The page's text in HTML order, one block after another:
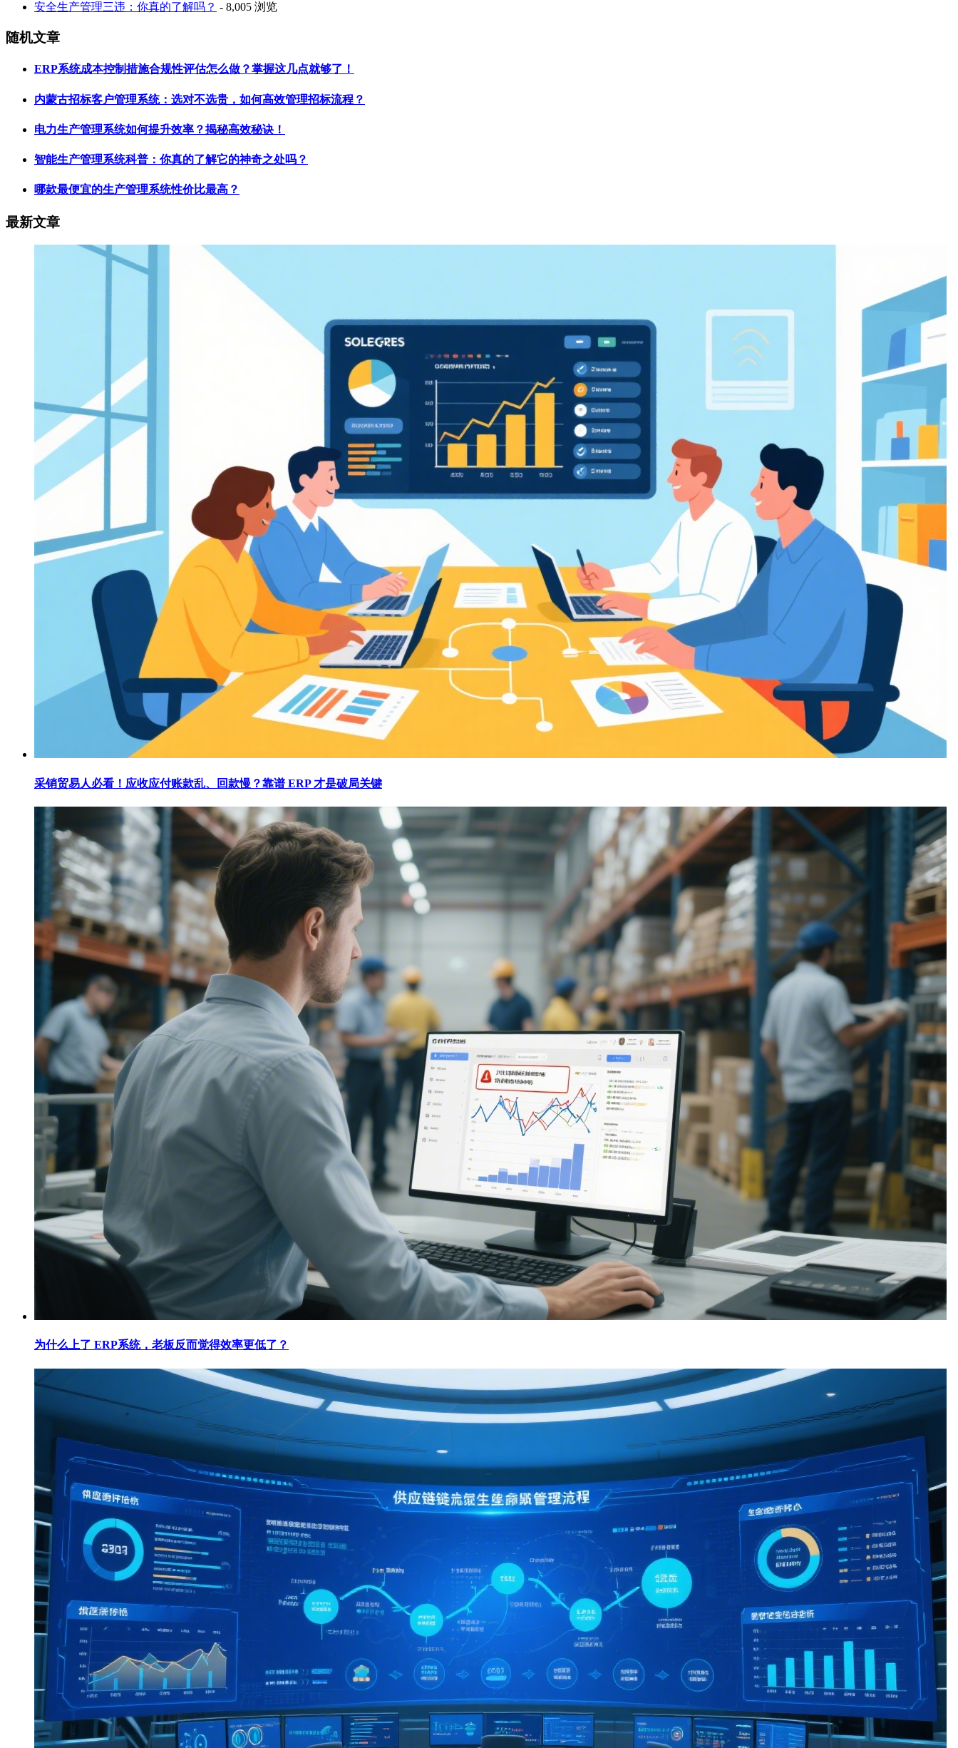
安全生产管理三违：你真的了解吗？ - 8,005 浏览
随机文章
ERP系统成本控制措施合规性评估怎么做？掌握这几点就够了！
内蒙古招标客户管理系统：选对不选贵，如何高效管理招标流程？
电力生产管理系统如何提升效率？揭秘高效秘诀！
智能生产管理系统科普：你真的了解它的神奇之处吗？
哪款最便宜的生产管理系统性价比最高？
最新文章
采销贸易人必看！应收应付账款乱、回款慢？靠谱 ERP 才是破局关键
为什么上了 ERP系统，老板反而觉得效率更低了？